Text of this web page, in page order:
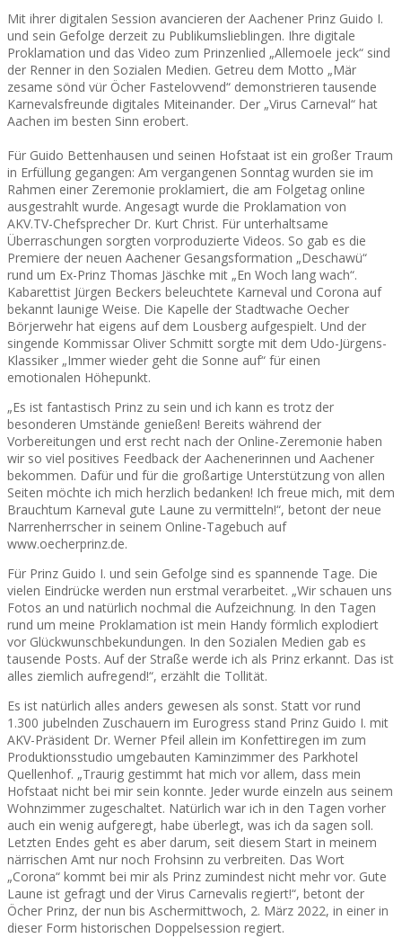
Mit ihrer digitalen Session avancieren der Aachener Prinz Guido I.
und sein Gefolge derzeit zu Publikumslieblingen. Ihre digitale
Proklamation und das Video zum Prinzenlied „Allemoele jeck“ sind
der Renner in den Sozialen Medien. Getreu dem Motto „Mär
zesame sönd vür Öcher Fastelovvend“ demonstrieren tausende
Karnevalsfreunde digitales Miteinander. Der „Virus Carneval“ hat
Aachen im besten Sinn erobert.
Für Guido Bettenhausen und seinen Hofstaat ist ein großer Traum
in Erfüllung gegangen: Am vergangenen Sonntag wurden sie im
Rahmen einer Zeremonie proklamiert, die am Folgetag online
ausgestrahlt wurde. Angesagt wurde die Proklamation von
AKV.TV-Chefsprecher Dr. Kurt Christ. Für unterhaltsame
Überraschungen sorgten vorproduzierte Videos. So gab es die
Premiere der neuen Aachener Gesangsformation „Deschawü“
rund um Ex-Prinz Thomas Jäschke mit „En Woch lang wach“.
Kabarettist Jürgen Beckers beleuchtete Karneval und Corona auf
bekannt launige Weise. Die Kapelle der Stadtwache Oecher
Börjerwehr hat eigens auf dem Lousberg aufgespielt. Und der
singende Kommissar Oliver Schmitt sorgte mit dem Udo-Jürgens-
Klassiker „Immer wieder geht die Sonne auf“ für einen
emotionalen Höhepunkt.
„Es ist fantastisch Prinz zu sein und ich kann es trotz der
besonderen Umstände genießen! Bereits während der
Vorbereitungen und erst recht nach der Online-Zeremonie haben
wir so viel positives Feedback der Aachenerinnen und Aachener
bekommen. Dafür und für die großartige Unterstützung von allen
Seiten möchte ich mich herzlich bedanken! Ich freue mich, mit dem
Brauchtum Karneval gute Laune zu vermitteln!“, betont der neue
Narrenherrscher in seinem Online-Tagebuch auf
www.oecherprinz.de.
Für Prinz Guido I. und sein Gefolge sind es spannende Tage. Die
vielen Eindrücke werden nun erstmal verarbeitet. „Wir schauen uns
Fotos an und natürlich nochmal die Aufzeichnung. In den Tagen
rund um meine Proklamation ist mein Handy förmlich explodiert
vor Glückwunschbekundungen. In den Sozialen Medien gab es
tausende Posts. Auf der Straße werde ich als Prinz erkannt. Das ist
alles ziemlich aufregend!“, erzählt die Tollität.
Es ist natürlich alles anders gewesen als sonst. Statt vor rund
1.300 jubelnden Zuschauern im Eurogress stand Prinz Guido I. mit
AKV-Präsident Dr. Werner Pfeil allein im Konfettiregen im zum
Produktionsstudio umgebauten Kaminzimmer des Parkhotel
Quellenhof. „Traurig gestimmt hat mich vor allem, dass mein
Hofstaat nicht bei mir sein konnte. Jeder wurde einzeln aus seinem
Wohnzimmer zugeschaltet. Natürlich war ich in den Tagen vorher
auch ein wenig aufgeregt, habe überlegt, was ich da sagen soll.
Letzten Endes geht es aber darum, seit diesem Start in meinem
närrischen Amt nur noch Frohsinn zu verbreiten. Das Wort
„Corona“ kommt bei mir als Prinz zumindest nicht mehr vor. Gute
Laune ist gefragt und der Virus Carnevalis regiert!“, betont der
Öcher Prinz, der nun bis Aschermittwoch, 2. März 2022, in einer in
dieser Form historischen Doppelsession regiert.